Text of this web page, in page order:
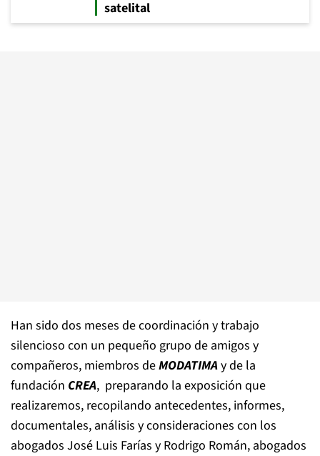
satelital
Han sido dos meses de coordinación y trabajo
silencioso con un pequeño grupo de amigos y
compañeros, miembros deMODATIMAy de la
fundación CREA, preparando la exposición que
realizaremos, recopilando antecedentes, informes,
documentales, análisis y consideraciones con los
abogados José Luis Farías y Rodrigo Román, abogados